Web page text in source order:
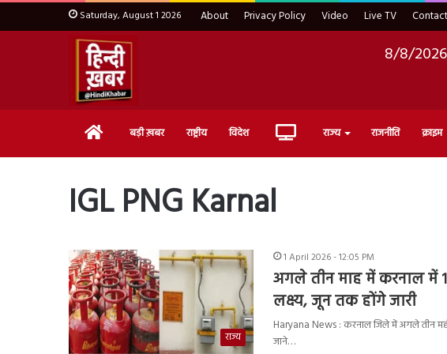
Saturday, August 1 2026 About Privacy Policy Video Live TV Contact
8/8/
Home बड़ी ख़बर राष्ट्रीय विदेश Live राज्य राजनीति क्राइम
IGL PNG Karnal
राज्य
1 April 2026 - 12:05 PM
अगले तीन माह में करनाल में
लक्ष्य, जून तक होंगे जारी
Haryana News : करनाल जिले में अगले तीन
जाने…